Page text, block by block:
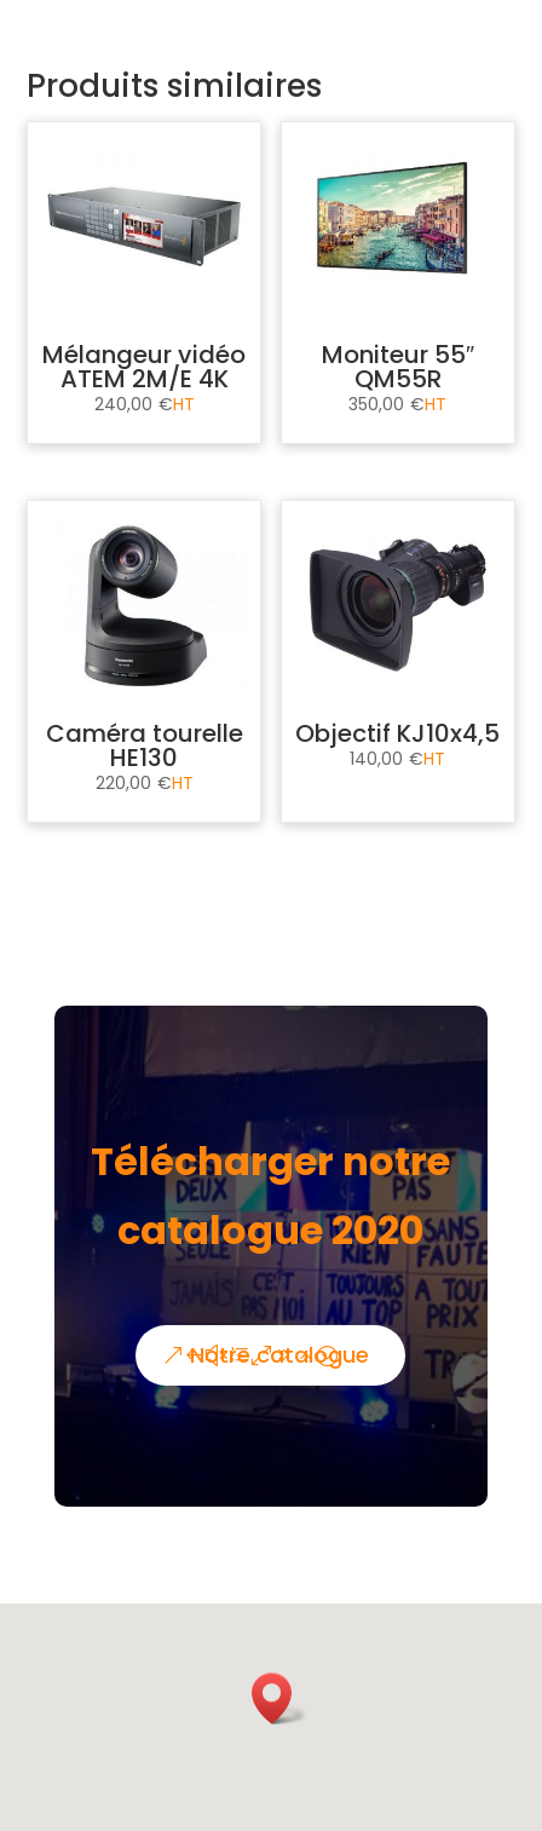
Produits similaires
Mélangeur vidéo
ATEM 2M/E 4K
240,00 €
Moniteur 55″
QM55R
350,00 €
Caméra tourelle
HE130
220,00 €
Objectif KJ10x4,5
140,00 €
Télécharger notre
catalogue 2020
Notre catalogue